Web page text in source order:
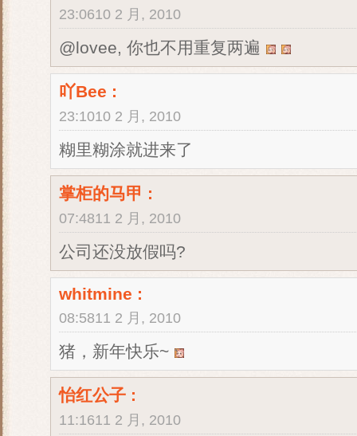
23:0610 2 月, 2010
@lovee, 你也不用重复两遍
吖Bee :
23:1010 2 月, 2010
糊里糊涂就进来了
掌柜的马甲 :
07:4811 2 月, 2010
公司还没放假吗?
whitmine :
08:5811 2 月, 2010
猪，新年快乐~
怡红公子 :
11:1611 2 月, 2010